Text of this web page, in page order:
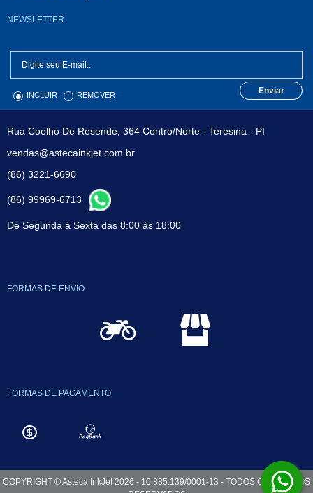
NEWSLETTER
INCLUIR REMOVER Enviar
Rua Coelho De Resende, 364 Centro/Norte - Teresina - PI
vendas@astecainkjet.com.br
(86) 3221-6690
(86) 99969-6713
De Segunda à Sexta das 8:00 às 18:00
FORMAS DE ENVIO
FORMAS DE PAGAMENTO
COPYRIGHT © Asteca InkJet 2026 - 10.885.139/0001-13 - TODOS OS DIREITOS